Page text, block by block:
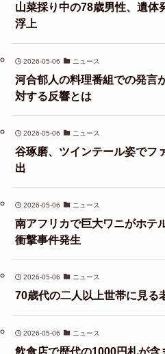
山菜採り中の78歳男性、遺体
浮上
2026-05-06 ニュース
河合郁人の料理番組での発言
対する反響とは
2026-05-06 ニュース
谷琢磨、ツインテール姿でフ
出
2026-05-06 ニュース
南アフリカで巨大ワニがホテ
衝撃事件発生
2026-05-06 ニュース
70歳代の二人以上世帯に見る
2026-05-06 ニュース
飲食店で歴代の1000円札が含